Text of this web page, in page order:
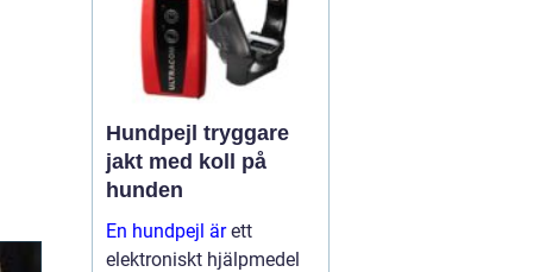
Hundpejl tryggare
jakt med koll på
hunden
En hundpejl ärett
elektroniskt hjälpmedel